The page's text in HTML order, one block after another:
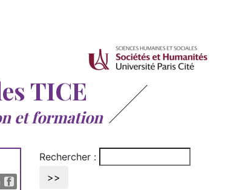
TICE
et formation
Rechercher :